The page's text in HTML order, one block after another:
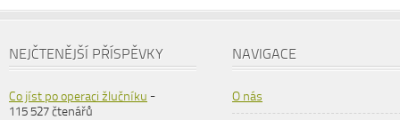
NEJČTENĚJŠÍ PŘÍSPĚVKY
Co jíst po operaci žlučníku -
115 527 čtenářů
NAVIGACE
O nás